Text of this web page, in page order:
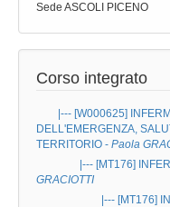
Sede ASCOLI PICENO
Corso integrato
|--- [W000625]
DELL'EMERGENZA,
TERRITORIO - Paola
|--- [MT176]
GRACIOTTI
|--- [MT176]